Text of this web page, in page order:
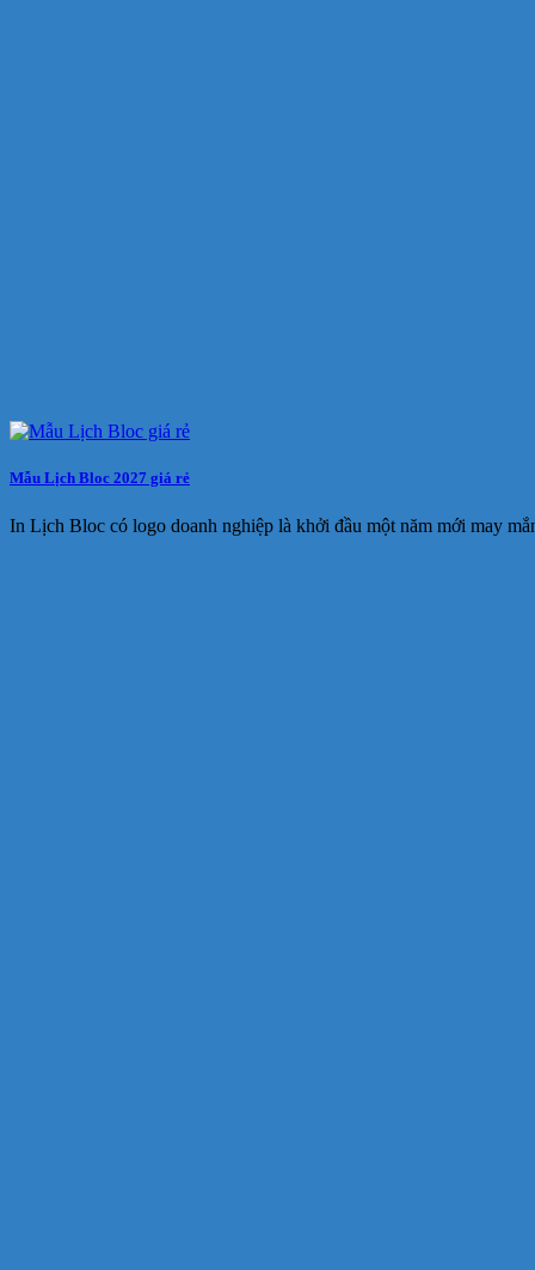
Mẫu Lịch Bloc 2027 giá rẻ
In Lịch Bloc có logo doanh nghiệp là khởi đầu một năm mới may